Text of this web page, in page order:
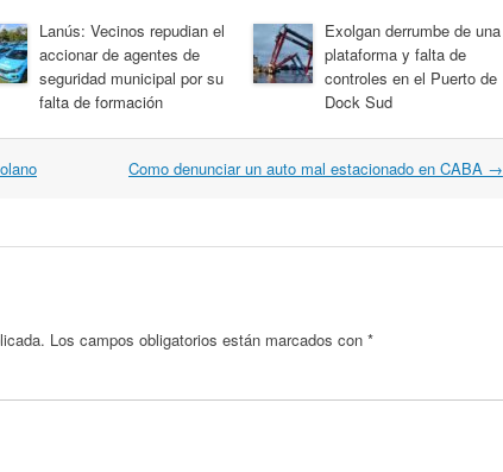
Lanús: Vecinos repudian el
accionar de agentes de
seguridad municipal por su
falta de formación
Exolgan derrumbe de una
plataforma y falta de
controles en el Puerto de
Dock Sud
Como denunciar un auto mal estacionado en CABA →
Los campos obligatorios están marcados con *